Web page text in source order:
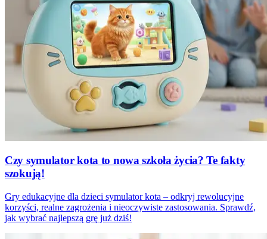
Czy symulator kota to nowa szkoła życia? Te fakty
szokują!
Gry edukacyjne dla dzieci symulator kota – odkryj rewolucyjne
korzyści, realne zagrożenia i nieoczywiste zastosowania. Sprawdź,
jak wybrać najlepszą grę już dziś!